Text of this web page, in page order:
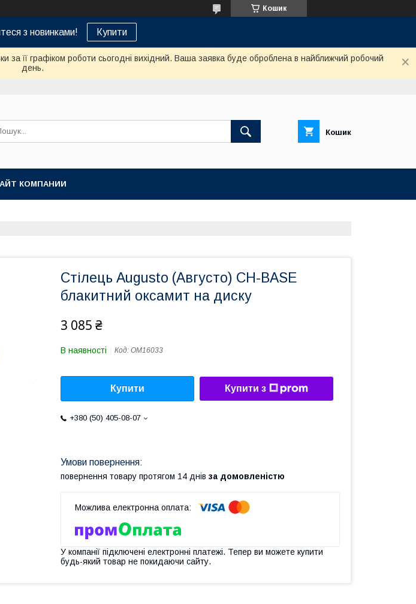
Кошик
з новинками! Купити
за її графіком роботи сьогодні вихідний. Ваша заявка буде оброблена в найближчий робочий
день.
Кошик
КОМПАНИИ
Стілець Augusto (Августо) CH-BASE
блакитний оксамит на диску
3 085 ₴
В наявності Код: ОМ16033
Купити Купити з
+380 (50) 405-08-07
повернення товару протягом 14 днів за домовленістю
У компанії підключені електронні платежі. Тепер ви можете купити
будь-який товар не покидаючи сайту.